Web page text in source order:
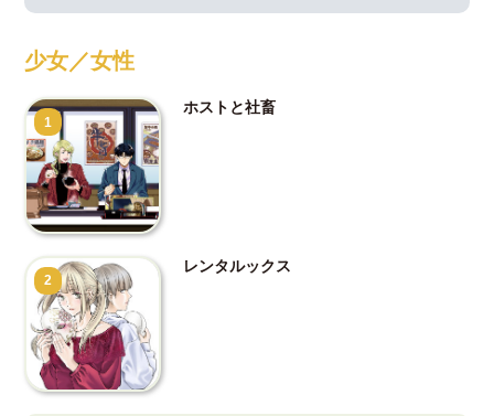
少女／女性
1
ホストと社畜
2
レンタルックス